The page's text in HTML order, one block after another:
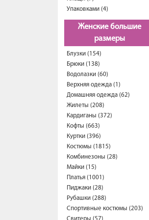
Упаковками (4)
Женские большие
размеры
Блузки (154)
Брюки (138)
Водолазки (60)
Верхняя одежда (1)
Домашняя одежда (62)
Жилеты (208)
Кардиганы (372)
Кофты (663)
Куртки (396)
Костюмы (1815)
Комбинезоны (28)
Майки (15)
Платья (1001)
Пиджаки (28)
Рубашки (288)
Спортивные костюмы (203)